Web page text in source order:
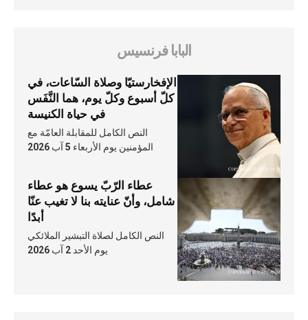
البابا فرنسيس
الإفخارستيّا وصلاة السّاعات، في
كلّ أسبوع وكلّ يوم، هما النَّفَس
في حياة الكنيسة
النص الكامل للمقابلة العامّة مع
المؤمنين يوم الأربعاء 5 آب 2026
عطاء الرّبّ يسوع هو عطاء
شامل، وأنّ عنايته بنا لا تغيب عنّا
أبدًا
النص الكامل لصلاة التبشير الملائكي
يوم الأحد 2 آب 2026